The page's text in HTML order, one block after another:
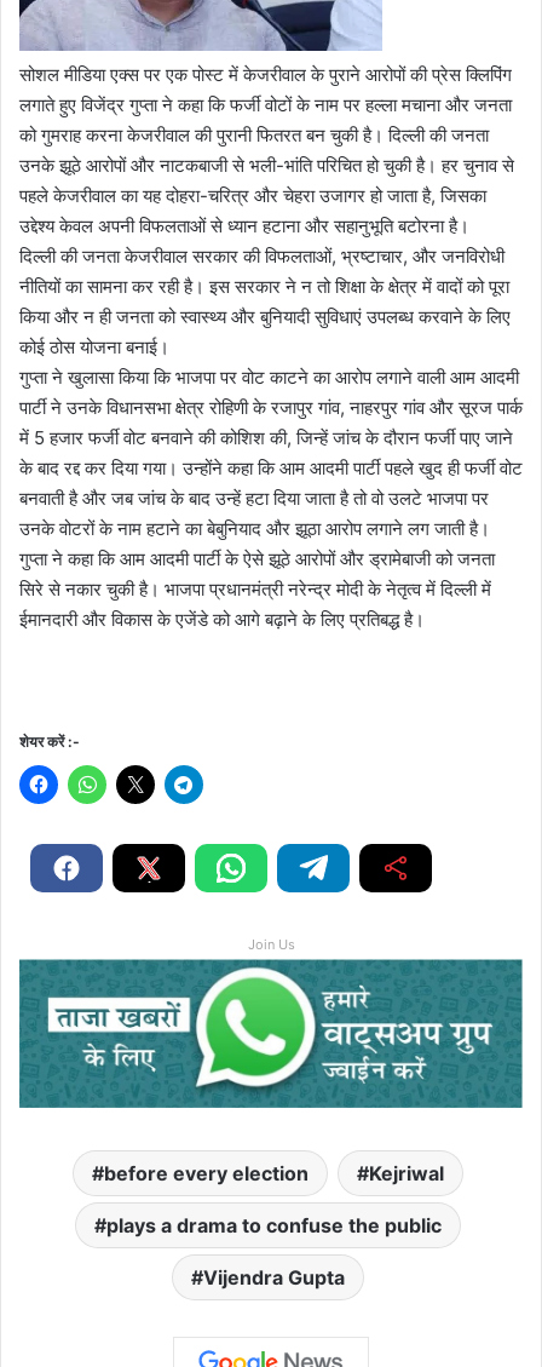
सोशल मीडिया एक्स पर एक पोस्ट में केजरीवाल के पुराने आरोपों की प्रेस क्लिपिंग
लगाते हुए विजेंद्र गुप्ता ने कहा कि फर्जी वोटों के नाम पर हल्ला मचाना और जनता
को गुमराह करना केजरीवाल की पुरानी फितरत बन चुकी है। दिल्ली की जनता
उनके झूठे आरोपों और नाटकबाजी से भली-भांति परिचित हो चुकी है। हर चुनाव से
पहले केजरीवाल का यह दोहरा-चरित्र और चेहरा उजागर हो जाता है, जिसका
उद्देश्य केवल अपनी विफलताओं से ध्यान हटाना और सहानुभूति बटोरना है।
दिल्ली की जनता केजरीवाल सरकार की विफलताओं, भ्रष्टाचार, और जनविरोधी
नीतियों का सामना कर रही है। इस सरकार ने न तो शिक्षा के क्षेत्र में वादों को पूरा
किया और न ही जनता को स्वास्थ्य और बुनियादी सुविधाएं उपलब्ध करवाने के लिए
कोई ठोस योजना बनाई।
गुप्ता ने खुलासा किया कि भाजपा पर वोट काटने का आरोप लगाने वाली आम आदमी
पार्टी ने उनके विधानसभा क्षेत्र रोहिणी के रजापुर गांव, नाहरपुर गांव और सूरज पार्क
में 5 हजार फर्जी वोट बनवाने की कोशिश की, जिन्हें जांच के दौरान फर्जी पाए जाने
के बाद रद्द कर दिया गया। उन्होंने कहा कि आम आदमी पार्टी पहले खुद ही फर्जी वोट
बनवाती है और जब जांच के बाद उन्हें हटा दिया जाता है तो वो उलटे भाजपा पर
उनके वोटरों के नाम हटाने का बेबुनियाद और झूठा आरोप लगाने लग जाती है।
गुप्ता ने कहा कि आम आदमी पार्टी के ऐसे झूठे आरोपों और ड्रामेबाजी को जनता
सिरे से नकार चुकी है। भाजपा प्रधानमंत्री नरेन्द्र मोदी के नेतृत्व में दिल्ली में
ईमानदारी और विकास के एजेंडे को आगे बढ़ाने के लिए प्रतिबद्ध है।
शेयर करें :-
Join Us
before every election Kejriwal
plays a drama to confuse the public
Vijendra Gupta